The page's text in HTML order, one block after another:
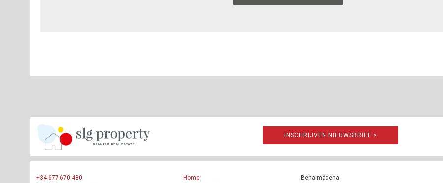
INSCHRIJVEN NIEUWSBRIEF >
+34 677 670 480
Home
Benalmádena